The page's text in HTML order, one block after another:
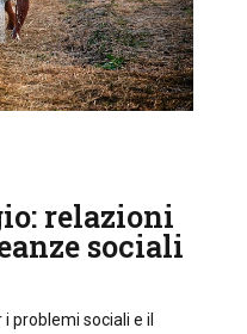
relazioni
sociali
problemi sociali e il